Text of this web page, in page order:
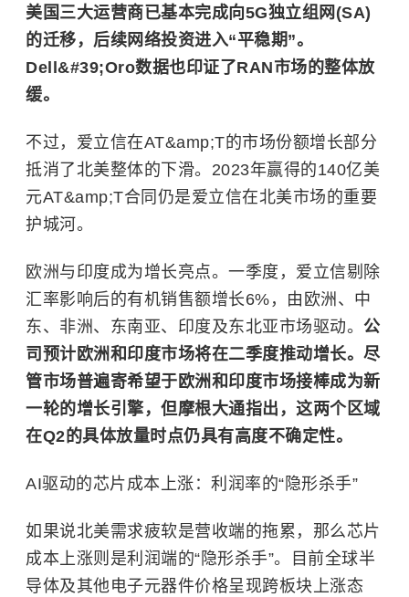
美国三大运营商已基本完成向5G独立组网(SA)
的迁移，后续网络投资进入“平稳期”。
Dell&#39;Oro数据也印证了RAN市场的整体放
缓。
不过，爱立信在AT&amp;T的市场份额增长部分
抵消了北美整体的下滑。2023年赢得的140亿美
元AT&amp;T合同仍是爱立信在北美市场的重要
护城河。
欧洲与印度成为增长亮点。一季度，爱立信剔除
汇率影响后的有机销售额增长6%，由欧洲、中
东、非洲、东南亚、印度及东北亚市场驱动。 公
司预计欧洲和印度市场将在二季度推动增长。尽
管市场普遍寄希望于欧洲和印度市场接棒成为新
一轮的增长引擎，但摩根大通指出，这两个区域
在Q2的具体放量时点仍具有高度不确定性。
AI驱动的芯片成本上涨：利润率的“隐形杀手”
如果说北美需求疲软是营收端的拖累，那么芯片
成本上涨则是利润端的“隐形杀手”。目前全球半
导体及其他电子元器件价格呈现跨板块上涨态